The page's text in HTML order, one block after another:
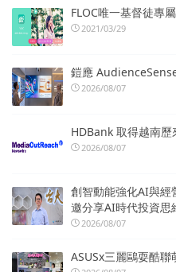
FLOC唯一基督徒專
2021/03/29
鎧應
2026/08/07
HDBank 取得越南
2026/08/07
創智動能強化AI與經
邀分享AI時代投資思
2026/08/07
ASUSx三麗鷗耍酷聯